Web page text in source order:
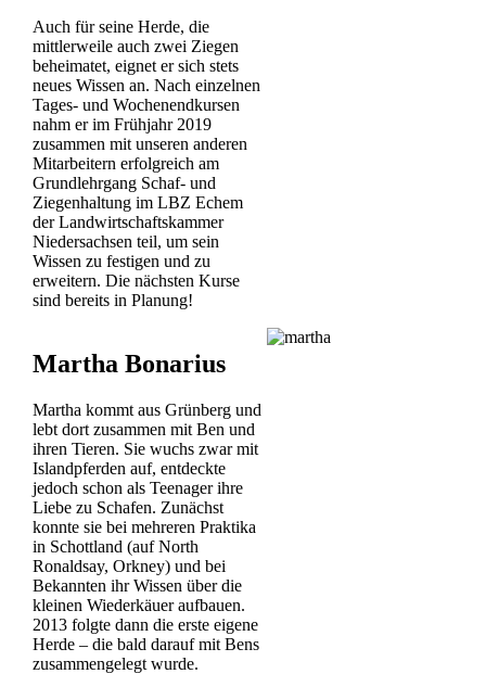
Auch für seine Herde, die
mittlerweile auch zwei Ziegen
beheimatet, eignet er sich stets
neues Wissen an. Nach einzelnen
Tages- und Wochenendkursen
nahm er im Frühjahr 2019
zusammen mit unseren anderen
Mitarbeitern erfolgreich am
Grundlehrgang Schaf- und
Ziegenhaltung im LBZ Echem
der Landwirtschaftskammer
Niedersachsen teil, um sein
Wissen zu festigen und zu
erweitern. Die nächsten Kurse
sind bereits in Planung!
Martha Bonarius
Martha kommt aus Grünberg und
lebt dort zusammen mit Ben und
ihren Tieren. Sie wuchs zwar mit
Islandpferden auf, entdeckte
jedoch schon als Teenager ihre
Liebe zu Schafen. Zunächst
konnte sie bei mehreren Praktika
in Schottland (auf North
Ronaldsay, Orkney) und bei
Bekannten ihr Wissen über die
kleinen Wiederkäuer aufbauen.
2013 folgte dann die erste eigene
Herde – die bald darauf mit Bens
zusammengelegt wurde.